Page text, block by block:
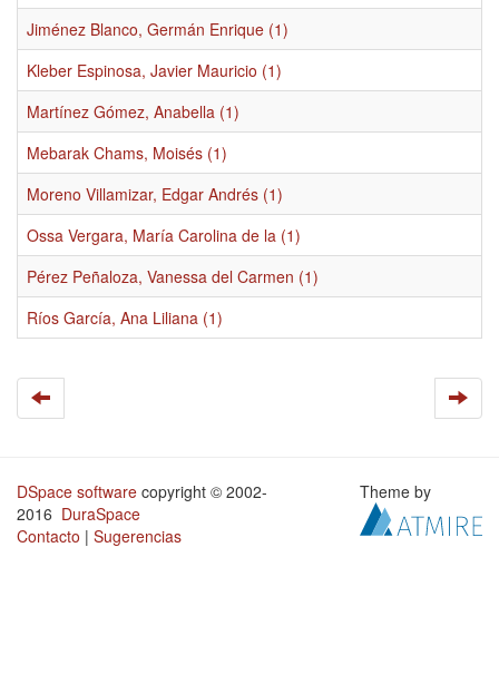
Jiménez Blanco, Germán Enrique (1)
Kleber Espinosa, Javier Mauricio (1)
Martínez Gómez, Anabella (1)
Mebarak Chams, Moisés (1)
Moreno Villamizar, Edgar Andrés (1)
Ossa Vergara, María Carolina de la (1)
Pérez Peñaloza, Vanessa del Carmen (1)
Ríos García, Ana Liliana (1)
DSpace software copyright © 2002-
2016 DuraSpace
Contacto | Sugerencias
Theme by